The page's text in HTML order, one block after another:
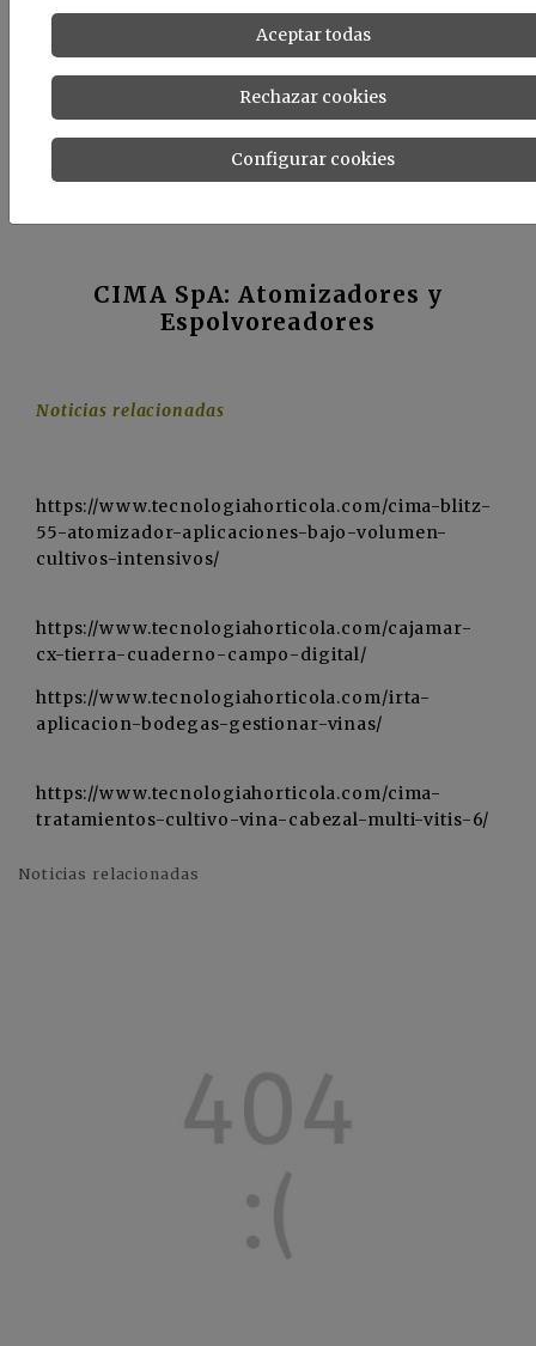
CIMA SpA: Atomizadores y
Espolvoreadores
Noticias relacionadas
https://www.tecnologiahorticola.com/cima-blitz-
55-atomizador-aplicaciones-bajo-volumen-
cultivos-intensivos/
https://www.tecnologiahorticola.com/cajamar-
cx-tierra-cuaderno-campo-digital/
https://www.tecnologiahorticola.com/irta-
aplicacion-bodegas-gestionar-vinas/
https://www.tecnologiahorticola.com/cima-
tratamientos-cultivo-vina-cabezal-multi-vitis-6/
Noticias relacionadas
Aceptar todas
Rechazar cookies
Configurar cookies